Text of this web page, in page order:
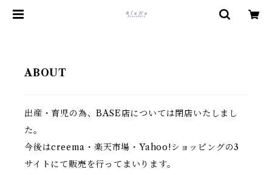
ABOUT
出産・育児の為、BASE店については閉店いたしまし
た。
今後はcreema・楽天市場・Yahoo!ショッピングの3
サイトにて販売を行ってまいります。